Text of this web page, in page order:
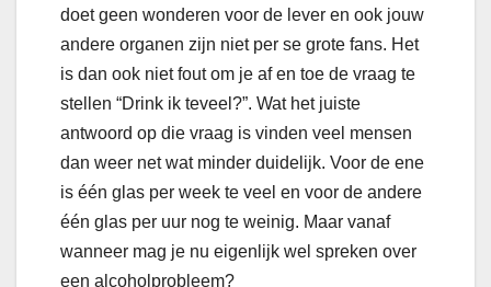
doet geen wonderen voor de lever en ook jouw
andere organen zijn niet per se grote fans. Het
is dan ook niet fout om je af en toe de vraag te
stellen “Drink ik teveel?”. Wat het juiste
antwoord op die vraag is vinden veel mensen
dan weer net wat minder duidelijk. Voor de ene
is één glas per week te veel en voor de andere
één glas per uur nog te weinig. Maar vanaf
wanneer mag je nu eigenlijk wel spreken over
een alcoholprobleem?